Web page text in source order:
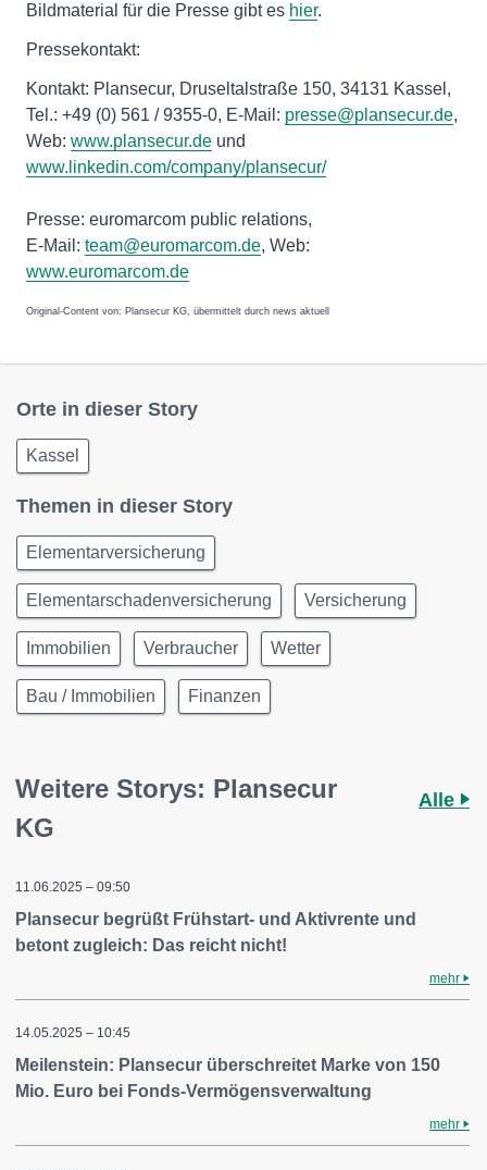
Bildmaterial für die Presse gibt es hier.
Pressekontakt:
Kontakt: Plansecur, Druseltalstraße 150, 34131 Kassel,
Tel.: +49 (0) 561 / 9355-0, E-Mail: presse@plansecur.de,
Web: www.plansecur.de und
www.linkedin.com/company/plansecur/
Presse: euromarcom public relations,
E-Mail: team@euromarcom.de, Web:
www.euromarcom.de
Original-Content von: Plansecur KG, übermittelt durch news aktuell
Orte in dieser Story
Kassel
Themen in dieser Story
Elementarversicherung
Elementarschadenversicherung Versicherung
Immobilien Verbraucher Wetter
Bau / Immobilien Finanzen
Weitere Storys: Plansecur
KG
Alle
11.06.2025 – 09:50
Plansecur begrüßt Frühstart- und Aktivrente und
betont zugleich: Das reicht nicht!
mehr
14.05.2025 – 10:45
Meilenstein: Plansecur überschreitet Marke von 150
Mio. Euro bei Fonds-Vermögensverwaltung
mehr